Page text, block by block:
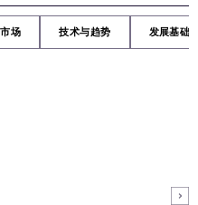
场 技术与趋势 发展基础